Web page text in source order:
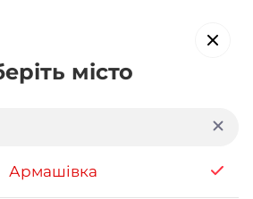
місто
Армашівка